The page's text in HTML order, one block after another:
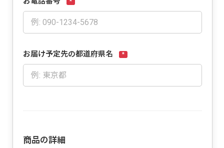
*
お届け予定先の都道府県名 *
商品の詳細